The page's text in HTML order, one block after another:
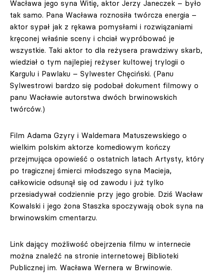
Wacława jego syna Witię, aktor Jerzy Janeczek – było
tak samo. Pana Wacława roznosiła twórcza energia –
aktor sypał jak z rękawa pomysłami i rozwiązaniami
kręconej właśnie sceny i chciał wypróbować je
wszystkie. Taki aktor to dla reżysera prawdziwy skarb,
wiedział o tym najlepiej reżyser kultowej trylogii o
Kargulu i Pawlaku – Sylwester Chęciński. (Panu
Sylwestrowi bardzo się podobał dokument filmowy o
panu Wacławie autorstwa dwóch brwinowskich
twórców.)
Film Adama Gzyry i Waldemara Matuszewskiego o
wielkim polskim aktorze komediowym kończy
przejmująca opowieść o ostatnich latach Artysty, który
po tragicznej śmierci młodszego syna Macieja,
całkowicie odsunął się od zawodu i już tylko
przesiadywał codziennie przy jego grobie. Dziś Wacław
Kowalski i jego żona Staszka spoczywają obok syna na
brwinowskim cmentarzu.
Link dający możliwość obejrzenia filmu w internecie
można znaleźć na stronie internetowej Biblioteki
Publicznej im. Wacława Wernera w Brwinowie.